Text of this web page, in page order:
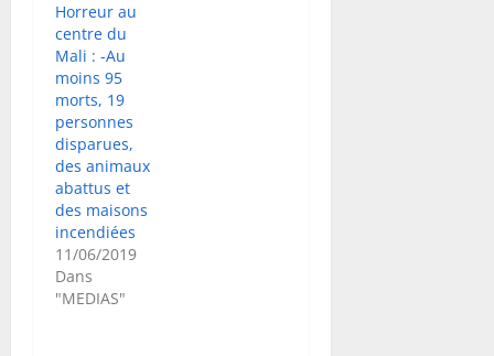
Horreur au
centre du
Mali : -Au
moins 95
morts, 19
personnes
disparues,
des animaux
abattus et
des maisons
incendiées
11/06/2019
Dans
"MEDIAS"